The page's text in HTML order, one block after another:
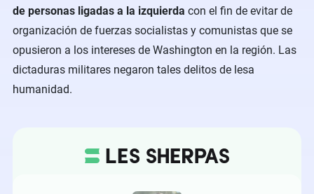
de personas ligadas a la izquierda con el fin de evitar de
organización de fuerzas socialistas y comunistas que se
opusieron a los intereses de Washington en la región. Las
dictaduras militares negaron tales delitos de lesa
humanidad.